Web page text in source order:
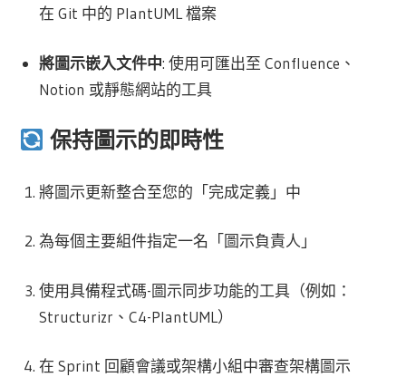
在 Git 中的 PlantUML 檔案
將圖示嵌入文件中: 使用可匯出至 Confluence、
Notion 或靜態網站的工具
保持圖示的即時性
將圖示更新整合至您的「完成定義」中
為每個主要組件指定一名「圖示負責人」
使用具備程式碼-圖示同步功能的工具（例如：
Structurizr、C4-PlantUML）
在 Sprint 回顧會議或架構小組中審查架構圖示